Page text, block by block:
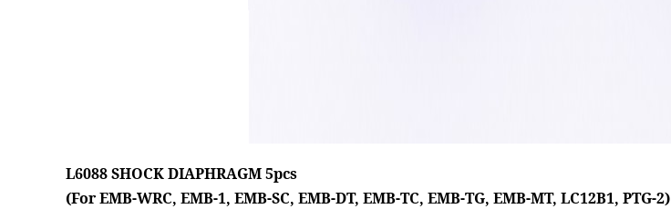
L6088 SHOCK DIAPHRAGM 5pcs
(For EMB-WRC, EMB-1, EMB-SC, EMB-DT, EMB-TC, EMB-TG, EMB-MT, LC12B1, PTG-2)